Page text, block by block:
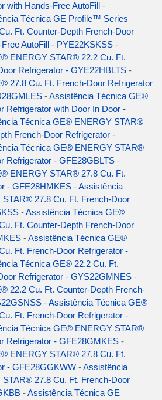
with Hands-Free AutoFill -
Técnica GE Profile™ Series
Ft. Counter-Depth French-Door
AutoFill - PYE22KSKSS -
ENERGY STAR® 22.2 Cu. Ft.
Refrigerator - GYE22HBLTS -
27.8 Cu. Ft. French-Door Refrigerator
-Assistência Técnica GE®
Refrigerator with Door In Door -
Técnica GE® ENERGY STAR®
French-Door Refrigerator -
Técnica GE® ENERGY STAR®
Refrigerator - GFE28GBLTS -
ENERGY STAR® 27.8 Cu. Ft.
- GFE28HMKES -Assistência
27.8 Cu. Ft. French-Door
-Assistência Técnica GE®
Ft. Counter-Depth French-Door
-Assistência Técnica GE®
Ft. French-Door Refrigerator -
Técnica GE® 22.2 Cu. Ft.
Refrigerator - GYS22GMNES -
22.2 Cu. Ft. Counter-Depth French-
-Assistência Técnica GE®
Ft. French-Door Refrigerator -
Técnica GE® ENERGY STAR®
Refrigerator - GFE28GMKES -
ENERGY STAR® 27.8 Cu. Ft.
- GFE28GGKWW -Assistência
27.8 Cu. Ft. French-Door
-Assistência Técnica GE